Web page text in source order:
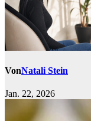
VonNatali Stein
Jan. 22, 2026